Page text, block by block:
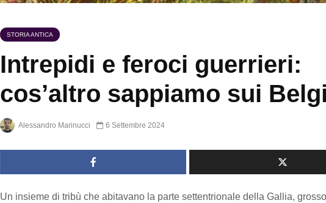
STORIA ANTICA
Intrepidi e feroci guerrieri:
cos’altro sappiamo sui
Alessandro Marinucci 6 Settembre 2024
Un insieme di tribù che abitavano la parte settentrionale della Gallia,